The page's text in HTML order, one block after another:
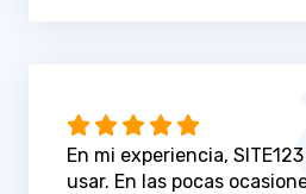
En mi experiencia,
usar. En las pocas